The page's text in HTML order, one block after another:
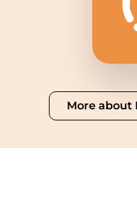
More about